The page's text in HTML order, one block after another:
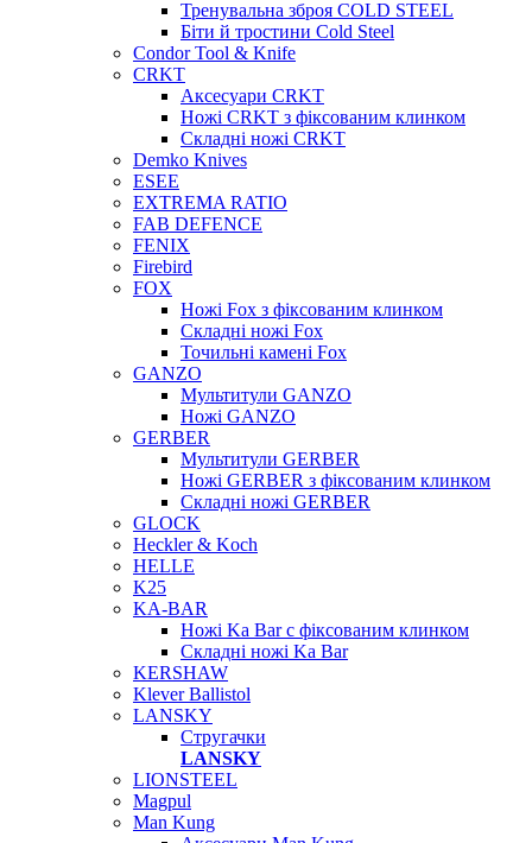
Тренувальна зброя COLD STEEL
Біти й тростини Cold Steel
Condor Tool & Knife
CRKT
Аксесуари CRKT
Ножі CRKT з фіксованим клинком
Складні ножі CRKT
Demko Knives
ESEE
EXTREMA RATIO
FAB DEFENCE
FENIX
Firebird
FOX
Ножі Fox з фіксованим клинком
Складні ножі Fox
Точильні камені Fox
GANZO
Мультитули GANZO
Ножі GANZO
GERBER
Мультитули GERBER
Ножі GERBER з фіксованим клинком
Складні ножі GERBER
GLOCK
Heckler & Koch
HELLE
K25
KA-BAR
Ножі Ka Bar c фіксованим клинком
Складні ножі Ka Bar
KERSHAW
Klever Ballistol
LANSKY
Стругачки
LANSKY
LIONSTEEL
Magpul
Man Kung